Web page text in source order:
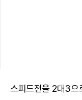
스피드전을 2대3으